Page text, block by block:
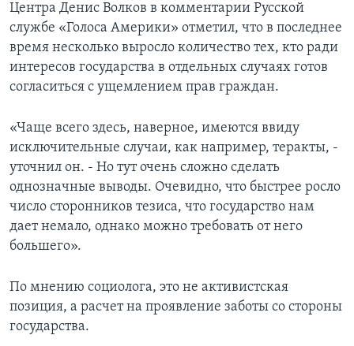
Центра Денис Волков в комментарии Русской
службе «Голоса Америки» отметил, что в последнее
время несколько выросло количество тех, кто ради
интересов государства в отдельных случаях готов
согласиться с ущемлением прав граждан.
«Чаще всего здесь, наверное, имеются ввиду
исключительные случаи, как например, теракты, -
уточнил он. - Но тут очень сложно сделать
однозначные выводы. Очевидно, что быстрее росло
число сторонников тезиса, что государство нам
дает немало, однако можно требовать от него
большего».
По мнению социолога, это не активистская
позиция, а расчет на проявление заботы со стороны
государства.